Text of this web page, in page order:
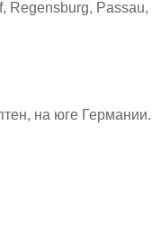
Regensburg, Passau,
на юге Германии.